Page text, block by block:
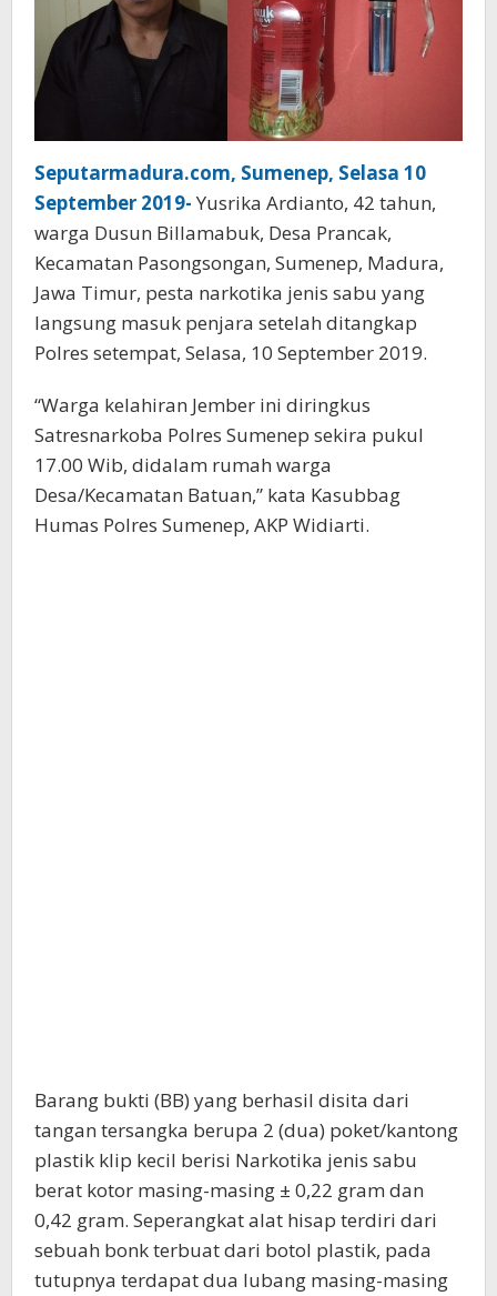
Seputarmadura.com, Sumenep, Selasa 10
September 2019- Yusrika Ardianto, 42 tahun,
warga Dusun Billamabuk, Desa Prancak,
Kecamatan Pasongsongan, Sumenep, Madura,
Jawa Timur, pesta narkotika jenis sabu yang
langsung masuk penjara setelah ditangkap
Polres setempat, Selasa, 10 September 2019.
“Warga kelahiran Jember ini diringkus
Satresnarkoba Polres Sumenep sekira pukul
17.00 Wib, didalam rumah warga
Desa/Kecamatan Batuan,” kata Kasubbag
Humas Polres Sumenep, AKP Widiarti.
Barang bukti (BB) yang berhasil disita dari
tangan tersangka berupa 2 (dua) poket/kantong
plastik klip kecil berisi Narkotika jenis sabu
berat kotor masing-masing ± 0,22 gram dan
0,42 gram. Seperangkat alat hisap terdiri dari
sebuah bonk terbuat dari botol plastik, pada
tutupnya terdapat dua lubang masing-masing